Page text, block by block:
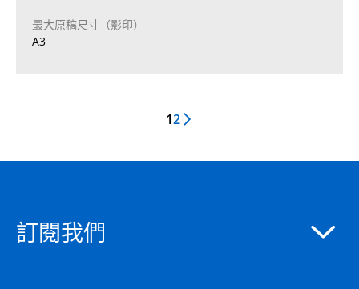
最大原稿尺寸（影印）
A3
12
訂閱我們